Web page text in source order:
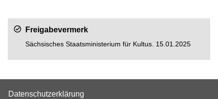
Freigabevermerk
Sächsisches Staatsministerium für Kultus. 15.01.2025
Datenschutzerklärung